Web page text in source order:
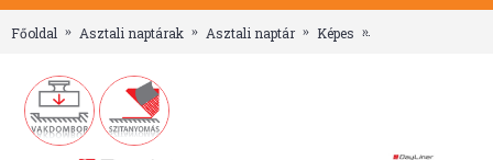
Főoldal Asztali naptárak Asztali naptár Képes